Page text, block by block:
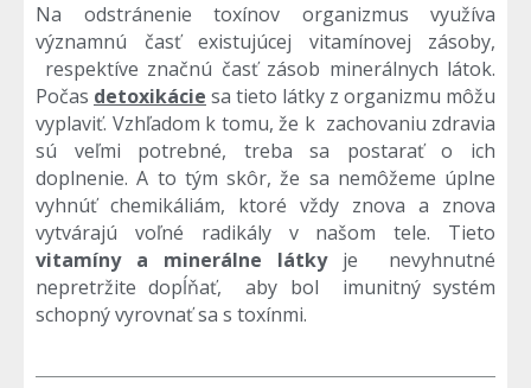
Na odstránenie toxínov organizmus využíva
významnú časť existujúcej vitamínovej zásoby,
respektíve značnú časť zásob minerálnych látok.
Počas detoxikácie sa tieto látky z organizmu môžu
vyplaviť. Vzhľadom k tomu, že k zachovaniu zdravia
sú veľmi potrebné, treba sa postarať o ich
doplnenie. A to tým skôr, že sa nemôžeme úplne
vyhnúť chemikáliám, ktoré vždy znova a znova
vytvárajú voľné radikály v našom tele. Tieto
vitamíny a minerálne látkyje nevyhnutné
nepretržite dopĺňať, aby bol imunitný systém
schopný vyrovnať sa s toxínmi.